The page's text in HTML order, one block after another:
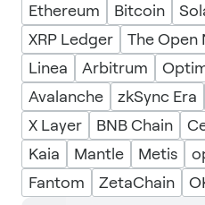
Ethereum
Bitcoin
XRP Ledger
The Open
Linea
Arbitrum
Avalanche
zkSync Era
X Layer
BNB Chain
Kaia
Mantle Metis
Fantom
ZetaChain